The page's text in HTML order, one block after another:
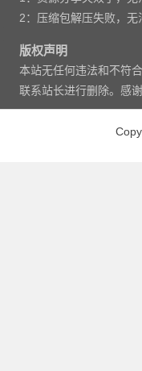
2：压缩包解压失败，无
版权声明
本站无任何违法和不符
联系站长进行删除。感